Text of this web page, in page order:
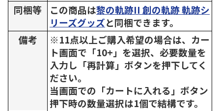
同梱等 この商品は黎の軌跡II 創の軌跡 軌跡シ
リーズグッズと同梱できます。
備考
※11点以上ご購入希望の場合は、カー
ト画面で「10+」を選択、必要数量を
入力し「再計算」ボタンを押下してく
ださい。
当画面での「カートに入れる」ボタン
押下時の数量選択は1個で結構です。